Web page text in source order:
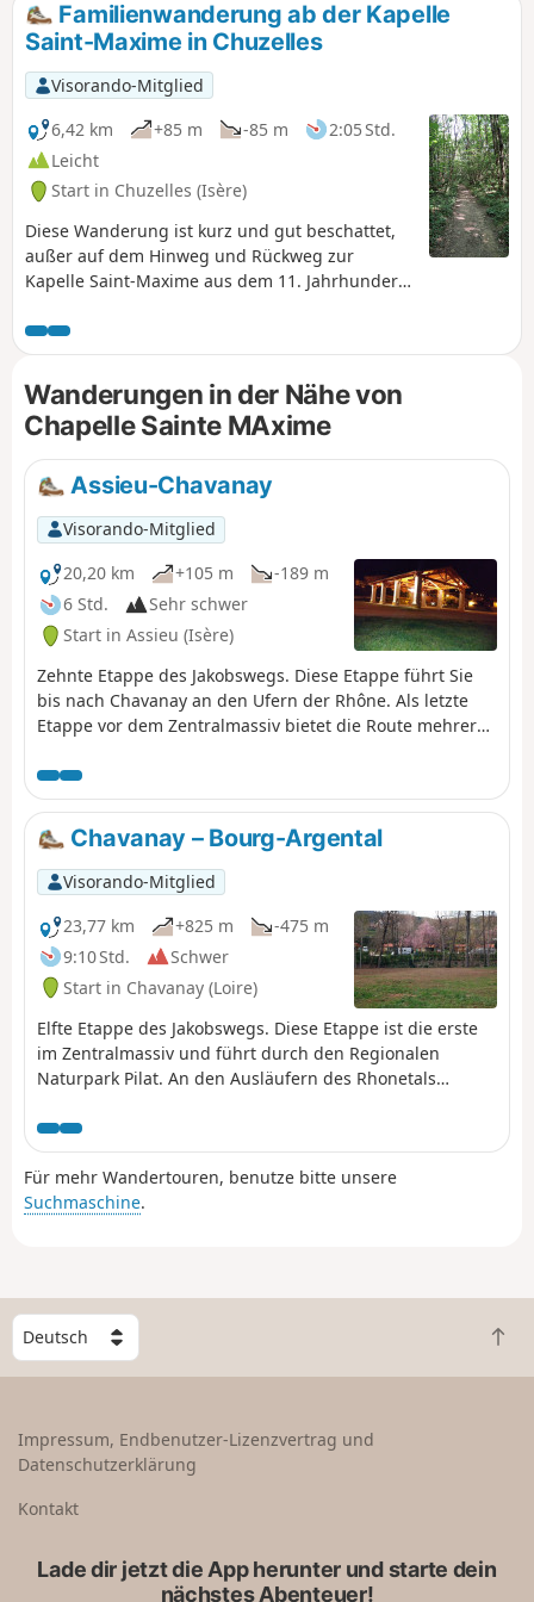
Familienwanderung ab der Kapelle
Saint-Maxime in Chuzelles
Visorando-Mitglied
6,42 km
+85 m -85 m
2:05 Std.
Leicht
Start in Chuzelles (Isère)
Diese Wanderung ist kurz und gut beschattet,
außer auf dem Hinweg und Rückweg zur
Kapelle Saint-Maxime aus dem 11. Jahrhundert.
Länge dieser Wanderung ganz nach seinen
Wünschen anpassen. Man kann entweder von
der Kapelle (S/Z) oder vom Punkt (1) aus starten:
Parkmöglichkeiten gibt es in beiden Fällen.
Wanderungen in der Nähe von
Chapelle Sainte MAxime
Assieu-Chavanay
Visorando-Mitglied
20,20 km
+105 m
-189 m
6 Std.
Sehr schwer
Start in Assieu (Isère)
Zehnte Etappe des Jakobswegs. Diese Etappe führt Sie
bis nach Chavanay an den Ufern der Rhône. Als letzte
Etappe vor dem Zentralmassiv bietet die Route mehrere
Jakobsweg-Vereinigungen markierten Wegen. Bleiben
Sie unbedingt auf demGR®65, um unnötige Umwege zu
vermeiden. Es ist vielleicht nicht der angenehmste
Abschnitt des Weges, aber einige Abschnitte wie
Condrieu sind einen Abstecher wert.
Chavanay – Bourg-Argental
Visorando-Mitglied
23,77 km
+825 m
-475 m
9:10 Std.
Schwer
Start in Chavanay (Loire)
Elfte Etappe des Jakobswegs. Diese Etappe ist die erste
im Zentralmassiv und führt durch den Regionalen
Naturpark Pilat. An den Ausläufern des Rhonetals
Für mehr Wandertouren, benutze bitte unsere
Suchmaschine.
W
ä
h
e
n
Z
u
Impressum, Endbenutzer-Lizenzvertrag und
Datenschutzerklärung
Kontakt
Lade dir jetzt die App herunter und starte dein
nächstes Abenteuer!